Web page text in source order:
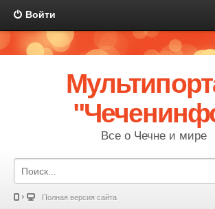
Войти
Все о Чечне и мире
Полная версия сайта